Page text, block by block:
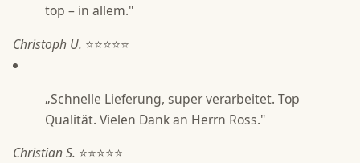
top – in allem."
Christoph U. ⭐⭐⭐⭐⭐
„Schnelle Lieferung, super verarbeitet. Top
Qualität. Vielen Dank an Herrn Ross."
Christian S. ⭐⭐⭐⭐⭐